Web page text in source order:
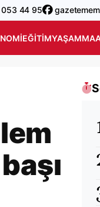
44 95
EĞITIMYAŞAM